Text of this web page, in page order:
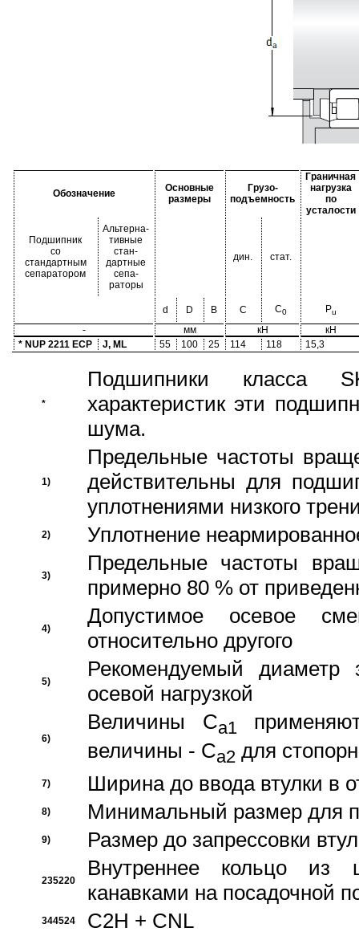
Обозначение
Основные
размеры
Грузо-
подъемность
Граничная
нагрузка
по
усталости
Подшипник
со
стандартным
сепаратором
Альтерна-
тивные
стан-
дартные
сепа-
раторы
дин. стат.
d D B C C0 Pu
- мм кН
кН
* NUP 2211 ECP
J, ML 55 100 25 114 118 15,3
*
Подшипники класса
характеристик эти
шума.
1)
Предельные частоты
действительны для
уплотнениями низкого
2) Уплотнение
3)
Предельные частоты
примерно 80 % от
4)
Допустимое осевое
относительно другого
5)
Рекомендуемый диаметр
осевой нагрузкой
6)
Величины Ca1
величины - Ca2 для
7) Ширина до ввода втулки в
8) Минимальный размер для
9) Размер до запрессовки
235220
Внутреннее кольцо из
канавками на посадочной
344524 C2H + CNL